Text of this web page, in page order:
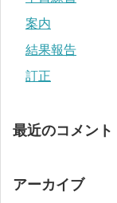
案内
結果報告
訂正
最近のコメント
アーカイブ